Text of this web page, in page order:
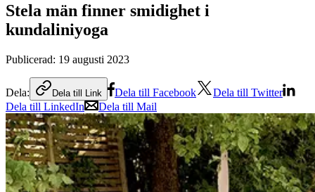
Stela män finner smidighet i
kundaliniyoga
Publicerad: 19 augusti 2023
Dela: Dela till Link Dela till Facebook
Dela till Twitter
Dela till LinkedIn
Dela till Mail